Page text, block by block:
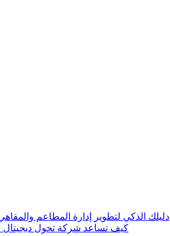
دليلك الذكي لتطوير إدارة المطاعم
كيف تساعد شركة تحول ديجيتال